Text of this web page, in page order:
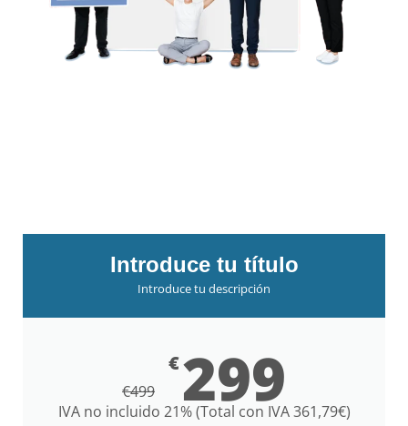
Introduce tu título
Introduce tu descripción
€499
€299
IVA no incluido 21% (Total con IVA 361,79€)